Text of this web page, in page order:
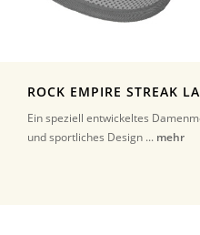
ROCK EMPIRE STREAK
Ein speziell entwickeltes
und sportliches Design ... mehr